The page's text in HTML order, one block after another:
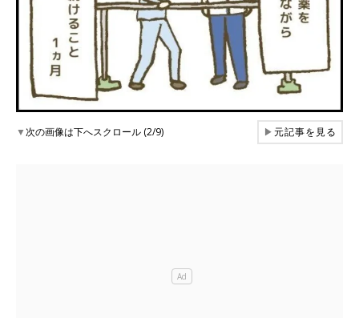
▼次の画像は下へスクロール (2/9) ▶元記事を見る